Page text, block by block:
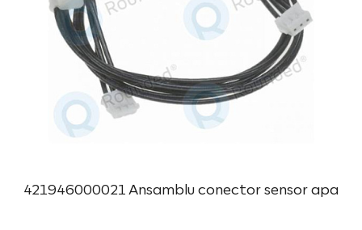
421946000021 Ansamblu conector sensor apa